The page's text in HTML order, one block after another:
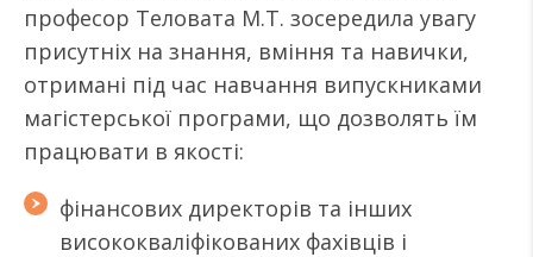
професор Теловата М.Т. зосередила увагу
присутніх на знання, вміння та навички,
отримані під час навчання випускниками
магістерської програми, що дозволять їм
працювати в якості:
фінансових директорів та інших
висококваліфікованих фахівців і